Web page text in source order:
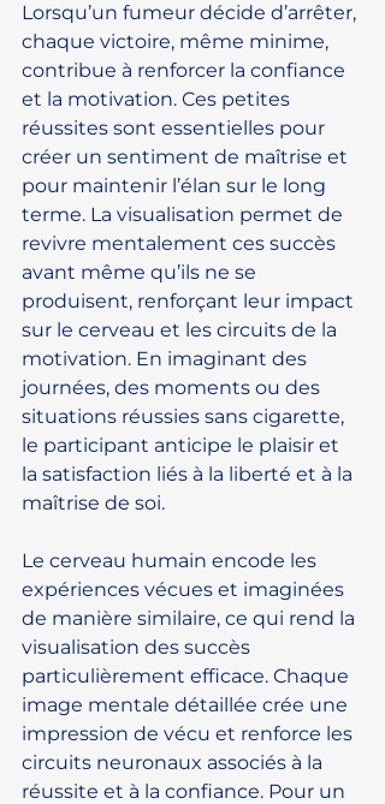
Lorsqu’un fumeur décide d’arrêter,
chaque victoire, même minime,
contribue à renforcer la confiance
et la motivation. Ces petites
réussites sont essentielles pour
créer un sentiment de maîtrise et
pour maintenir l’élan sur le long
terme. La visualisation permet de
revivre mentalement ces succès
avant même qu’ils ne se
produisent, renforçant leur impact
sur le cerveau et les circuits de la
motivation. En imaginant des
journées, des moments ou des
situations réussies sans cigarette,
le participant anticipe le plaisir et
la satisfaction liés à la liberté et à la
maîtrise de soi.
Le cerveau humain encode les
expériences vécues et imaginées
de manière similaire, ce qui rend la
visualisation des succès
particulièrement efficace. Chaque
image mentale détaillée crée une
impression de vécu et renforce les
circuits neuronaux associés à la
réussite et à la confiance. Pour un